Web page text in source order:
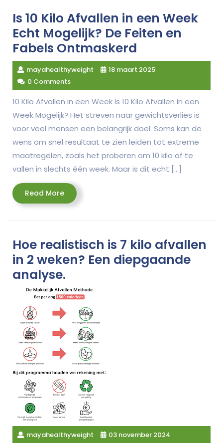
Is 10 Kilo Afvallen in een Week
Echt Mogelijk? De Feiten en
Fabels Ontmaskerd
mayahealthyweight
18 maart 2025
0 Comments
10 Kilo Afvallen in een Week Is 10 Kilo Afvallen in een
Week Mogelijk? Het streven naar gewichtsverlies is
voor veel mensen een belangrijk doel. Soms kan de
wens om snel resultaat te zien leiden tot extreme
maatregelen, zoals het proberen om 10 kilo af te
vallen in slechts één week. Maar is dit echt […]
Read MoreRead
More
Hoe realistisch is 7 kilo afvallen
in 2 weken? Een diepgaande
analyse.
mayahealthyweight
03 november 2024